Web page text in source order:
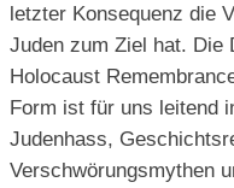
letzter Konsequenz die
Juden zum Ziel hat. Die
Holocaust
Form ist für uns leitend
Judenhass,
Verschwörungsmythen